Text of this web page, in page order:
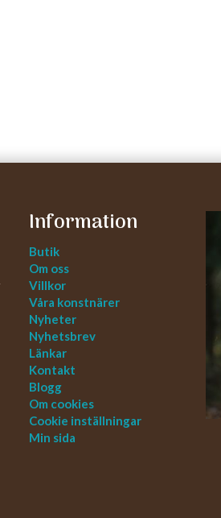
Information
Butik
Om oss
Villkor
Våra konstnärer
Nyheter
Nyhetsbrev
Länkar
Kontakt
Blogg
Om cookies
Cookie inställningar
Min sida